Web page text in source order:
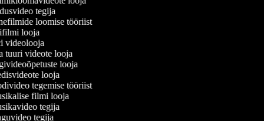
tegija
loomise tööriist
looja
videolooja
tuuri videote looja
looja
looja
tegemise tööriist
filmi looja
tegija
tegija